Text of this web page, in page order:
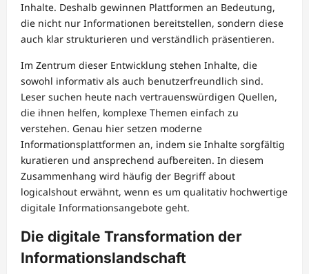
Inhalte. Deshalb gewinnen Plattformen an Bedeutung,
die nicht nur Informationen bereitstellen, sondern diese
auch klar strukturieren und verständlich präsentieren.
Im Zentrum dieser Entwicklung stehen Inhalte, die
sowohl informativ als auch benutzerfreundlich sind.
Leser suchen heute nach vertrauenswürdigen Quellen,
die ihnen helfen, komplexe Themen einfach zu
verstehen. Genau hier setzen moderne
Informationsplattformen an, indem sie Inhalte sorgfältig
kuratieren und ansprechend aufbereiten. In diesem
Zusammenhang wird häufig der Begriff about
logicalshout erwähnt, wenn es um qualitativ hochwertige
digitale Informationsangebote geht.
Die digitale Transformation der
Informationslandschaft